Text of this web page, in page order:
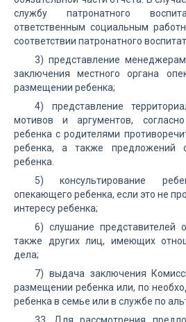
службу патронатного
ответственным социальным
соответствии патронатного
3) представление
заключения местного органа
размещении ребенка;
4) представление
мотивов и аргументов,
ребенка с родителями
ребенка, а также предложений
ребенка.
5) консультирование
опекающего ребенка, если это не
интересу ребенка;
6) слушание представителей
также других лиц, имеющих
дела;
7) выдача заключения
размещении ребенка или, по
ребенка в семье или в службе по